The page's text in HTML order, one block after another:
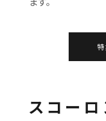
スコー